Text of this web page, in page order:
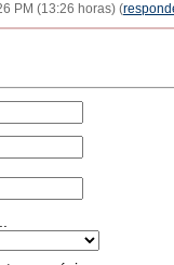
PM (13:26 horas) (